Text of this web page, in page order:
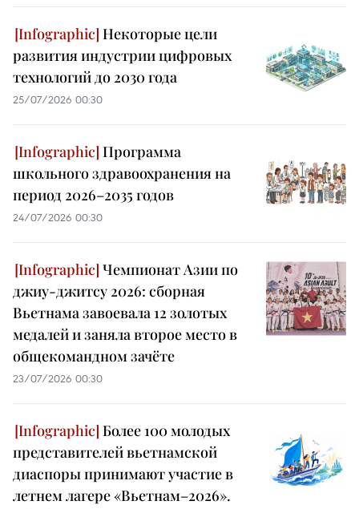
Некоторые цели
развития индустрии цифровых
технологий до 2030 года
25/07/2026 00:30
Программа
школьного здравоохранения на
период 2026–2035 годов
24/07/2026 00:30
Чемпионат Азии по
джиу-джитсу 2026: сборная
Вьетнама завоевала 12 золотых
медалей и заняла второе место в
общекомандном зачёте
23/07/2026 00:30
Более 100 молодых
представителей вьетнамской
диаспоры принимают участие в
летнем лагере «Вьетнам–2026».